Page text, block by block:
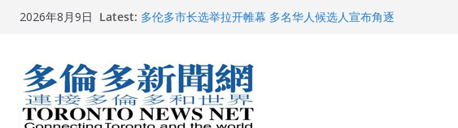
Skip2026年8月9日 Latest: 多伦多市长选举拉开帷幕 多名华人候选人宣布角逐
就业
2026加拿大青少年儿童绘画比赛颁奖典礼多伦多举行
龚晓华参加多伦多骄傲大游行 与市民分享竞选理念